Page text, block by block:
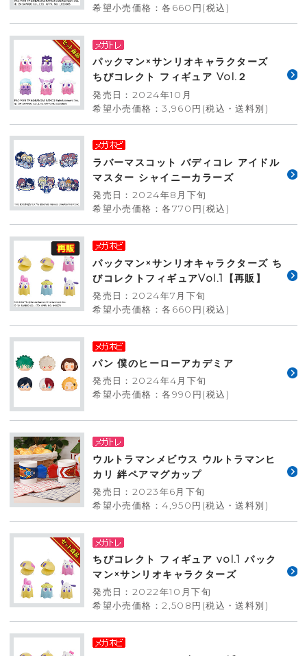
希望小売価格：各660円(税込)
パックマン×サンリオキャラクターズ
ちびコレクト フィギュア Vol.２
発売日：2024年10月
希望小売価格：3,960円(税込・送料別)
ラバーマスコット バディコレ アイドル
マスター シャイニーカラーズ
発売日：2024年8月下旬
希望小売価格：各770円(税込)
パックマン×サンリオキャラクターズ ち
びコレクトフィギュアVol.1【再販】
発売日：2024年7月下旬
希望小売価格：各660円(税込)
パン 僕のヒーローアカデミア
発売日：2024年4月下旬
希望小売価格：各990円(税込)
ウルトラマンメビウス ウルトラマンヒ
カリ 絆ペアマグカップ
発売日：2023年6月下旬
希望小売価格：4,950円(税込・送料別)
ちびコレクト フィギュア vol.1 パック
マン×サンリオキャラクターズ
発売日：2022年10月下旬
希望小売価格：2,508円(税込・送料別)